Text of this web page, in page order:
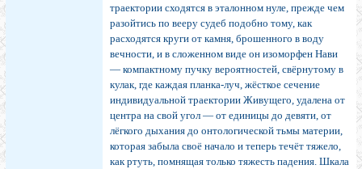
траектории сходятся в эталонном нуле, прежде чем
разойтись по вееру судеб подобно тому, как
расходятся круги от камня, брошенного в воду
вечности, и в сложенном виде он изоморфен Нави
— компактному пучку вероятностей, свёрнутому в
кулак, где каждая планка-луч, жёсткое сечение
индивидуальной траектории Живущего, удалена от
центра на свой угол — от единицы до девяти, от
лёгкого дыхания до онтологической тьмы материи,
которая забыла своё начало и теперь течёт тяжело,
как ртуть, помнящая только тяжесть падения. Шкала